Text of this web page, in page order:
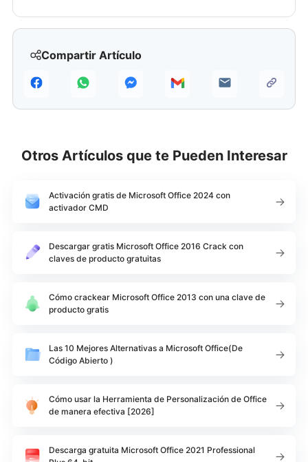
Compartir Artículo
Otros Artículos que te Pueden Interesar
Activación gratis de Microsoft Office 2024 con
activador CMD
Descargar gratis Microsoft Office 2016 Crack con
claves de producto gratuitas
Cómo crackear Microsoft Office 2013 con una clave de
producto gratis
Las 10 Mejores Alternativas a Microsoft Office(De
Código Abierto )
Cómo usar la Herramienta de Personalización de Office
de manera efectiva [2026]
Descarga gratuita Microsoft Office 2021 Professional